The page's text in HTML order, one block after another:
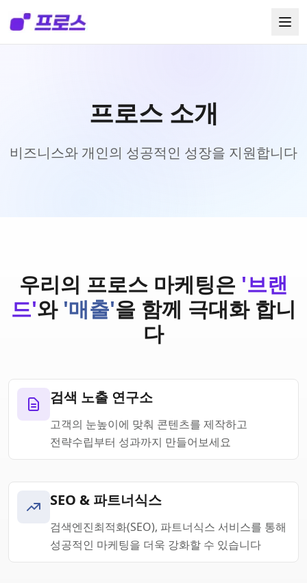
프로스 소개
비즈니스와 개인의 성공적인 성장을 지원합니다
우리의 프로스 마케팅은 '브랜
드'와 '매출'을 함께 극대화 합니
다
검색 노출 연구소
고객의 눈높이에 맞춰 콘텐츠를 제작하고
전략수립부터 성과까지 만들어보세요
SEO & 파트너식스
검색엔진최적화(SEO), 파트너식스 서비스를 통해
성공적인 마케팅을 더욱 강화할 수 있습니다